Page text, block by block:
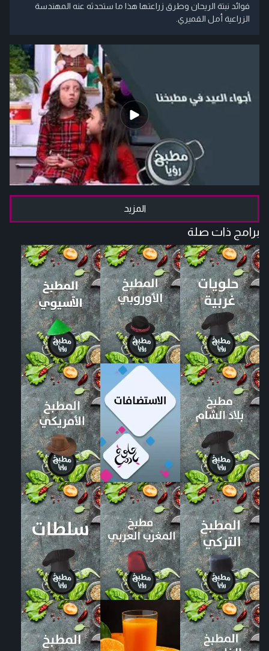
فوائد نبتة الريحان وطرق زراعتها هذا ما ستحدثه عنه المهندسة
الزراعية أمل القميري.
المزيد
برامج ذات صلة